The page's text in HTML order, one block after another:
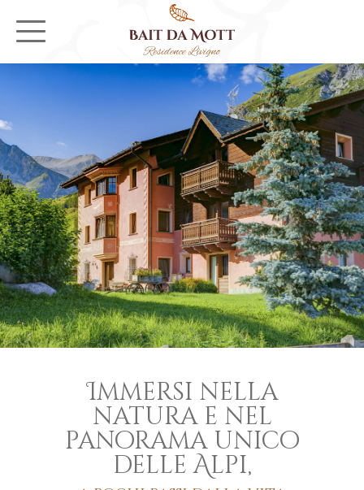
Immersi nella
natura e nel
panorama unico
delle Alpi,